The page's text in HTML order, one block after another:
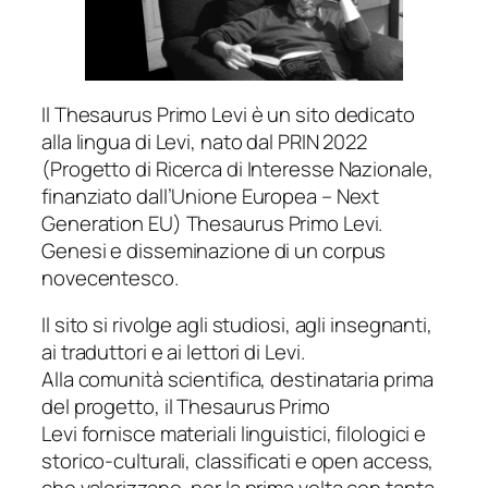
IlThesaurus Primo Leviè un sito dedicato
alla lingua di Levi, nato dal PRIN 2022
(Progetto di Ricerca di Interesse Nazionale,
finanziato dall’Unione Europea – Next
Generation EU) Thesaurus Primo Levi.
Genesi e disseminazione di un corpus
novecentesco.
Il sito si rivolge agli studiosi, agli insegnanti,
ai traduttori e ai lettori di Levi.
Alla comunità scientifica, destinataria prima
del progetto, ilThesaurus Primo
Levifornisce materiali linguistici, filologici e
storico-culturali, classificati e open access,